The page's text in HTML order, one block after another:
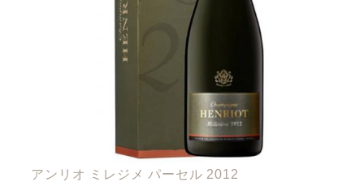
アンリオ ミレジメ パーセル 2012